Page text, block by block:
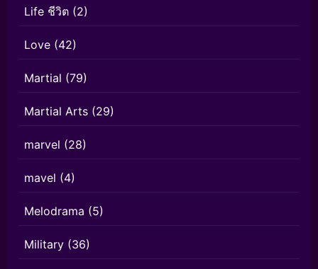
Life ชีวิต (2)
Love (42)
Martial (79)
Martial Arts (29)
marvel (28)
mavel (4)
Melodrama (5)
Military (36)